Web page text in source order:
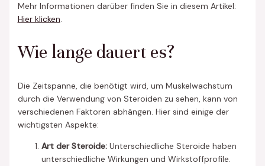
Mehr Informationen darüber finden Sie in diesem Artikel:
Hier klicken.
Wie lange dauert es?
Die Zeitspanne, die benötigt wird, um Muskelwachstum
durch die Verwendung von Steroiden zu sehen, kann von
verschiedenen Faktoren abhängen. Hier sind einige der
wichtigsten Aspekte:
Art der Steroide:Unterschiedliche Steroide haben
unterschiedliche Wirkungen und Wirkstoffprofile.